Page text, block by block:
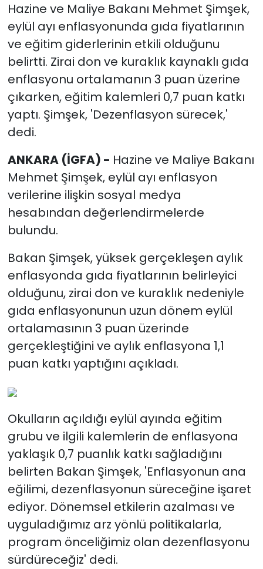
Hazine ve Maliye Bakanı Mehmet Şimşek,
eylül ayı enflasyonunda gıda fiyatlarının
ve eğitim giderlerinin etkili olduğunu
belirtti. Zirai don ve kuraklık kaynaklı gıda
enflasyonu ortalamanın 3 puan üzerine
çıkarken, eğitim kalemleri 0,7 puan katkı
yaptı. Şimşek, 'Dezenflasyon sürecek,'
dedi.
ANKARA (İGFA) - Hazine ve Maliye Bakanı
Mehmet Şimşek, eylül ayı enflasyon
verilerine ilişkin sosyal medya
hesabından değerlendirmelerde
bulundu.
Bakan Şimşek, yüksek gerçekleşen aylık
enflasyonda gıda fiyatlarının belirleyici
olduğunu, zirai don ve kuraklık nedeniyle
gıda enflasyonunun uzun dönem eylül
ortalamasının 3 puan üzerinde
gerçekleştiğini ve aylık enflasyona 1,1
puan katkı yaptığını açıkladı.
Okulların açıldığı eylül ayında eğitim
grubu ve ilgili kalemlerin de enflasyona
yaklaşık 0,7 puanlık katkı sağladığını
belirten Bakan Şimşek, 'Enflasyonun ana
eğilimi, dezenflasyonun süreceğine işaret
ediyor. Dönemsel etkilerin azalması ve
uyguladığımız arz yönlü politikalarla,
program önceliğimiz olan dezenflasyonu
sürdüreceğiz' dedi.